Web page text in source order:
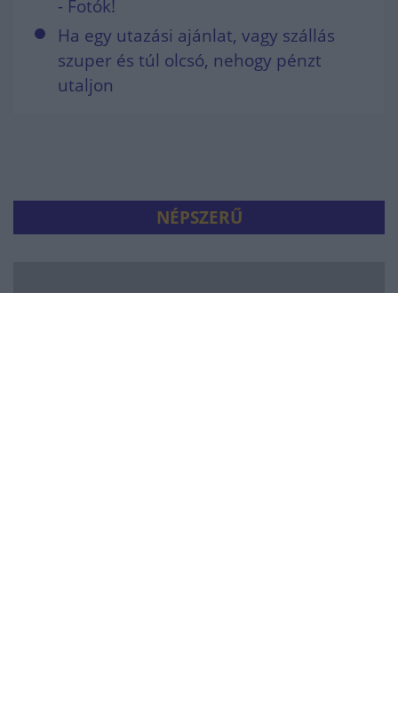
- Fotók!
Ha egy utazási ajánlat, vagy szállás
szuper és túl olcsó, nehogy pénzt
utaljon
NÉPSZERŰ